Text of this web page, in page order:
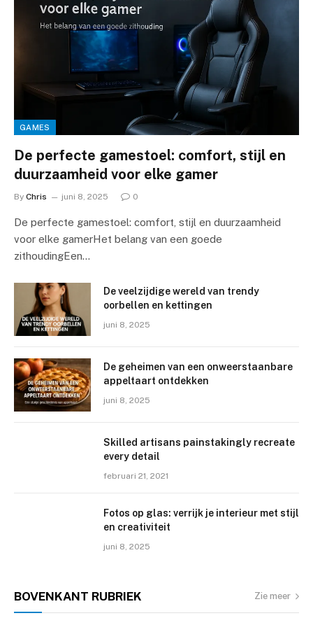
GAMES
De perfecte gamestoel: comfort, stijl en
duurzaamheid voor elke gamer
By Chris juni 8, 2025 0
De perfecte gamestoel: comfort, stijl en duurzaamheid
voor elke gamerHet belang van een goede
zithoudingEen…
De veelzijdige wereld van trendy
oorbellen en kettingen
juni 8, 2025
De geheimen van een onweerstaanbare
appeltaart ontdekken
juni 8, 2025
Skilled artisans painstakingly recreate
every detail
februari 21, 2021
Fotos op glas: verrijk je interieur met stijl
en creativiteit
juni 8, 2025
BOVENKANT RUBRIEK Zie meer